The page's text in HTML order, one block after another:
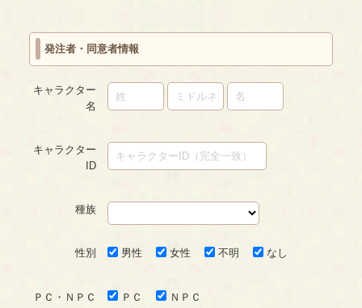
ジ
ー
発注者・同意者情報
キャラクター
名
キャラクター
ID
種族
性別 男性 女性 不明 なし
ＰＣ・ＮＰＣ ＰＣ ＮＰＣ